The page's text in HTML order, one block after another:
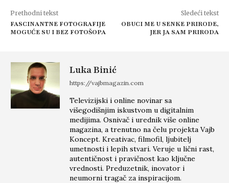
Prethodni tekst
FASCINANTNE FOTOGRAFIJE
MOGUĆE SU I BEZ FOTOŠOPA
Sledeći tekst
OBUCI ME U SENKE PRIRODE,
JER JA SAM PRIRODA
Luka Binić
https://vajbmagazin.com
Televizijski i online novinar sa
višegodišnjim iskustvom u digitalnim
medijima. Osnivač i urednik više online
magazina, a trenutno na čelu projekta Vajb
Koncept. Kreativac, filmofil, ljubitelj
umetnosti i lepih stvari. Veruje u lični rast,
autentičnost i pravičnost kao ključne
vrednosti. Preduzetnik, inovator i
neumorni tragač za inspiracijom.